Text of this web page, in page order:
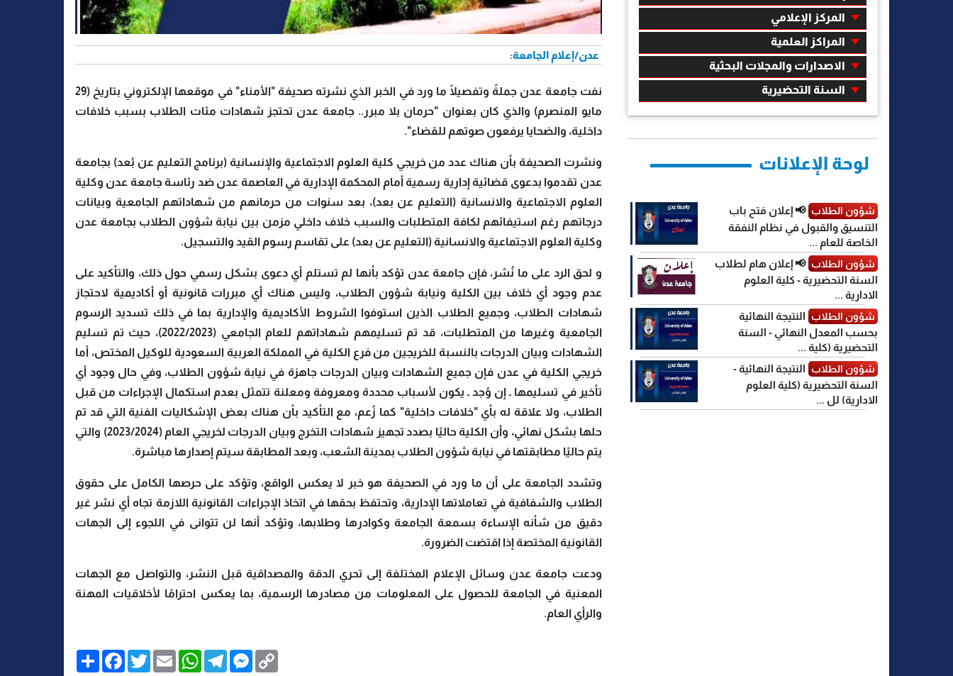
عدن/إعلام الجامعة:
نفت جامعة عدن جملةً وتفصيلًا ما ورد في الخبر الذي نشرته صحيفة "الأمناء" في موقعها الإلكتروني بتاريخ (29
مايو المنصرم) والذي كان بعنوان "حرمان بلا مبرر.. جامعة عدن تحتجز شهادات مئات الطلاب بسبب خلافات
داخلية، والضحايا يرفعون صوتهم للقضاء".
ونشرت الصحيفة بأن هناك عدد من خريجي كلية العلوم الاجتماعية والإنسانية (برنامج التعليم عن بُعد) بجامعة
عدن تقدموا بدعوى قضائية إدارية رسمية أمام المحكمة الإدارية في العاصمة عدن ضد رئاسة جامعة عدن وكلية
العلوم الاجتماعية والانسانية (التعليم عن بعد)، بعد سنوات من حرمانهم من شهاداتهم الجامعية وبيانات
درجاتهم رغم استيفائهم لكافة المتطلبات والسبب خلاف داخلي مزمن بين نيابة شؤون الطلاب بجامعة عدن
وكلية العلوم الاجتماعية والانسانية (التعليم عن بعد) على تقاسم رسوم القيد والتسجيل.
و لحق الرد على ما نُشر، فإن جامعة عدن تؤكد بأنها لم تستلم أي دعوى بشكل رسمي حول ذلك، والتأكيد على
عدم وجود أي خلاف بين الكلية ونيابة شؤون الطلاب، وليس هناك أي مبررات قانونية أو أكاديمية لاحتجاز
شهادات الطلاب، وجميع الطلاب الذين استوفوا الشروط الأكاديمية والإدارية بما في ذلك تسديد الرسوم
الجامعية وغيرها من المتطلبات، قد تم تسليمهم شهاداتهم للعام الجامعي (2022/2023)، حيث تم تسليم
الشهادات وبيان الدرجات بالنسبة للخريجين من فرع الكلية في المملكة العربية السعودية للوكيل المختص، أما
خريجي الكلية في عدن فإن جميع الشهادات وبيان الدرجات جاهزة في نيابة شؤون الطلاب، وفي حال وجود أي
تأخير في تسليمها ـ إن وُجد ـ يكون لأسباب محددة ومعروفة ومعلنة تتمثل بعدم استكمال الإجراءات من قبل
الطلاب، ولا علاقة له بأي "خلافات داخلية" كما زُعم، مع التأكيد بأن هناك بعض الإشكاليات الفنية التي قد تم
حلها بشكل نهائي، وأن الكلية حاليًا بصدد تجهيز شهادات التخرج وبيان الدرجات لخريجي العام (2023/2024) والتي
يتم حاليًا مطابقتها في نيابة شؤون الطلاب بمدينة الشعب، وبعد المطابقة سيتم إصدارها مباشرة.
وتشدد الجامعة على أن ما ورد في الصحيفة هو خبر لا يعكس الواقع، وتؤكد على حرصها الكامل على حقوق
الطلاب والشفافية في تعاملاتها الإدارية، وتحتفظ بحقها في اتخاذ الإجراءات القانونية اللازمة تجاه أي نشر غير
دقيق من شأنه الإساءة بسمعة الجامعة وكوادرها وطلابها، وتؤكد أنها لن تتوانى في اللجوء إلى الجهات
القانونية المختصة إذا اقتضت الضرورة.
ودعت جامعة عدن وسائل الإعلام المختلفة إلى تحري الدقة والمصداقية قبل النشر، والتواصل مع الجهات
المعنية في الجامعة للحصول على المعلومات من مصادرها الرسمية، بما يعكس احترامًا لأخلاقيات المهنة
والرأي العام.
ا
ن
F
a
T
w
E
m
W
h
T
e
M
e
C
o
المركز الإعلامي
المراكز العلمية
الاصدارات والمجلات البحثية
السنة التحضيرية
لوحة الإعلانات
شؤون الطلاب 📢 إعلان فتح باب
التنسيق والقبول في نظام النفقة
الخاصة للعام ...
شؤون الطلاب 📢 إعلان هام لطلاب
السنة التحضيرية - كلية العلوم
الادارية ...
شؤون الطلاب
النتيجة النهائية
بحسب المعدل النهائي - السنة
التحضيرية (كلية ...
شؤون الطلاب
النتيجة النهائية -
السنة التحضيرية (كلية العلوم
الادارية) لل ...